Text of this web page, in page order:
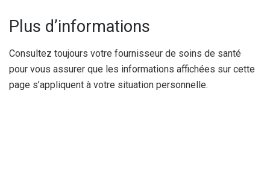
Plus d’informations
Consultez toujours votre fournisseur de soins de santé
pour vous assurer que les informations affichées sur cette
page s’appliquent à votre situation personnelle.